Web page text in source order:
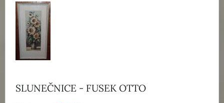
SLUNEČNICE - FUSEK OTTO